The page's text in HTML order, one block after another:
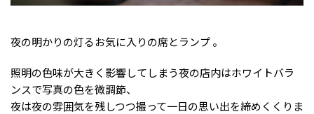
夜の明かりの灯るお気に入りの席とランプ 。
照明の色味が大きく影響してしまう夜の店内はホワイトバラ
ンスで写真の色を微調節、
夜は夜の雰囲気を残しつつ撮って一日の思い出を締めくくりま